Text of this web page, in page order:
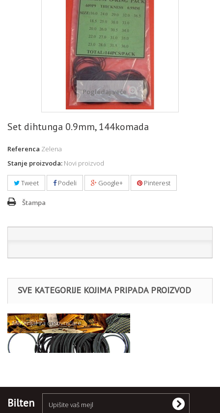
Pogledaj veće
Set dihtunga 0.9mm, 144komada
Referenca Zelena
Stanje proizvoda: Novi proizvod
Tweet Podeli Google+ Pinterest
Štampa
SVE KATEGORIJE KOJIMA PRIPADA PROIZVOD
Materijal za časovničare
- Dihtunzi
Bilten